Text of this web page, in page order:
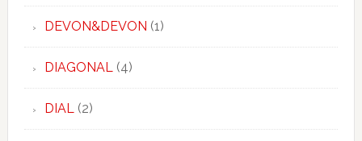
DEVON&DEVON (1)
DIAGONAL(4)
DIAL(2)